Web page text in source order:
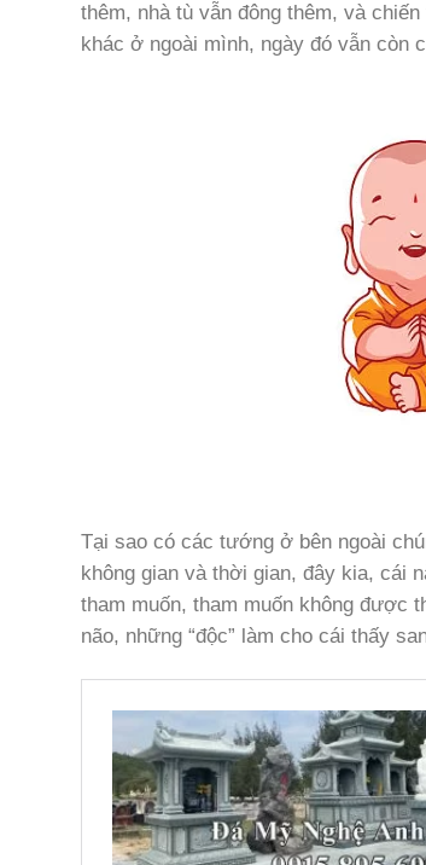
thêm, nhà tù vẫn đông thêm, và
khác ở ngoài mình, ngày đó vẫn còn
Tại sao có các tướng ở bên ngoài
không gian và thời gian, đây kia, cái
tham muốn, tham muốn không
não, những “độc” làm cho cái thấy